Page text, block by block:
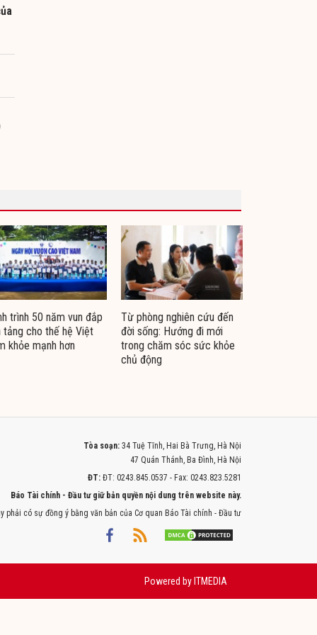
trình 50 năm vun đắp
tảng cho thế hệ Việt
khỏe mạnh hơn
Từ phòng nghiên cứu đến
đời sống: Hướng đi mới
trong chăm sóc sức khỏe
chủ động
Tòa soạn: 34 Tuệ Tĩnh, Hai Bà Trưng, Hà Nội
47 Quán Thánh, Ba Đình, Hà Nội
ĐT: ĐT: 0243.845.0537 - Fax: 0243.823.5281
Báo Tài chính - Đầu tư giữ bản quyền nội dung trên website này.
có sự đồng ý bằng văn bản của Cơ quan Báo Tài chính - Đầu tư
Powered by ITMEDIA